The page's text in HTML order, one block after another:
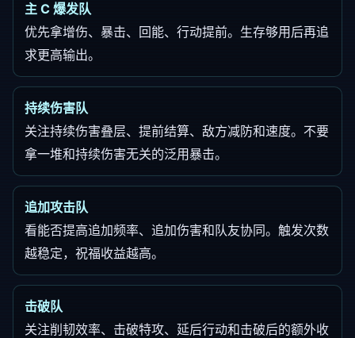
主 C 爆发队
优先拿增伤、暴击、回能、行动提前。生存够用后再追
求更高输出。
持续伤害队
关注持续伤害叠层、提前结算、敌方减防和速度。不要
拿一堆和持续伤害无关的泛用暴击。
追加攻击队
看能否提高追加频率、追加伤害和队友协同。触发次数
越稳定，祝福收益越高。
击破队
关注削韧效率、击破特攻、延后行动和击破后的额外收